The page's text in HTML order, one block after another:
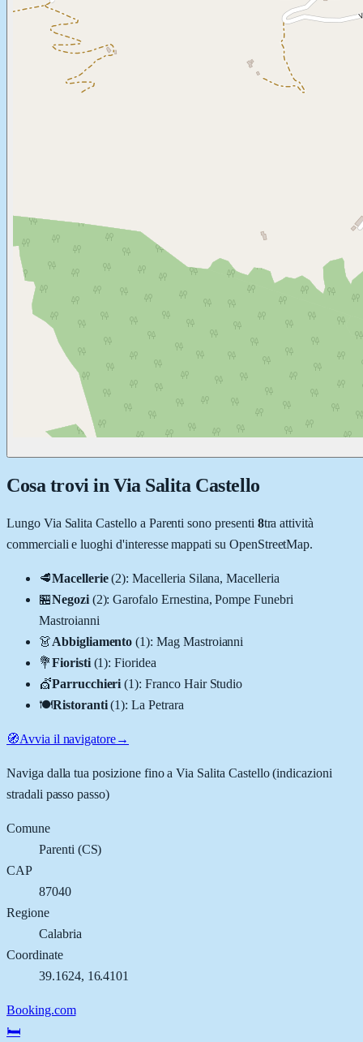
Cosa trovi in Via Salita Castello
Lungo Via Salita Castelloa Parenti sono presenti 8tra attività
commerciali e luoghi d'interesse mappati su OpenStreetMap.
🥩Macellerie (2):Macelleria Silana, Macelleria
🏪Negozi (2):Garofalo Ernestina, Pompe Funebri
Mastroianni
👗Abbigliamento (1):Mag Mastroianni
💐Fioristi (1):Fioridea
💇Parrucchieri (1):Franco Hair Studio
🍽️Ristoranti (1):La Petrara
🧭Avvia il navigatore→
Naviga dalla tua posizione fino aVia Salita Castello(indicazioni
stradali passo passo)
Comune
Parenti (CS)
CAP
87040
Regione
Calabria
Coordinate
39.1624, 16.4101
Booking.com
🛏️